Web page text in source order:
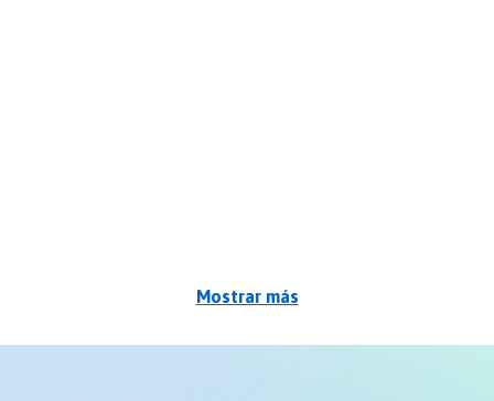
Mostrar más